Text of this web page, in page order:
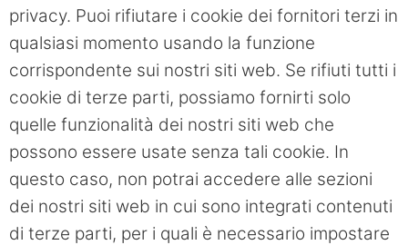
privacy. Puoi rifiutare i cookie dei fornitori terzi in
qualsiasi momento usando la funzione
corrispondente sui nostri siti web. Se rifiuti tutti i
cookie di terze parti, possiamo fornirti solo
quelle funzionalità dei nostri siti web che
possono essere usate senza tali cookie. In
questo caso, non potrai accedere alle sezioni
dei nostri siti web in cui sono integrati contenuti
di terze parti, per i quali è necessario impostare